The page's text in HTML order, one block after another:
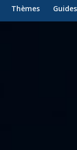
Thèmes